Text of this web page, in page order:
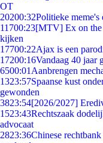
OT
20200:32Politieke meme's
11700:23[MTV] Ex on the
kijken
17700:22Ajax is een
17200:16Vandaag 40 jaar
6500:01 Aanbrengen
1323:57Spaanse kust
gewonden
3823:54[2026/2027]
1523:43Rechtszaak
advocaat
2823:36Chinese